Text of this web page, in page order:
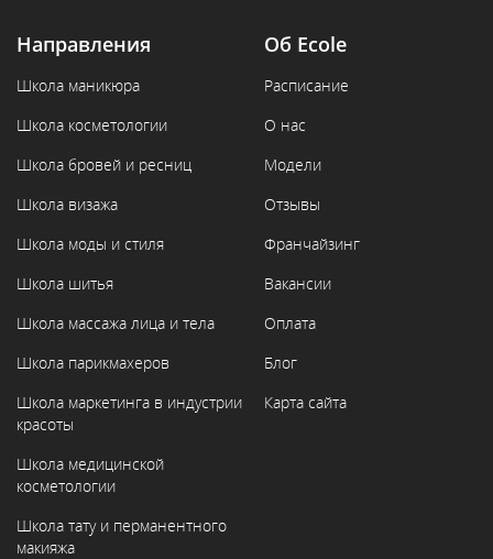
Направления
Школа маникюра
Школа косметологии
Школа бровей и ресниц
Школа визажа
Школа моды и стиля
Школа шитья
Школа массажа лица и тела
Школа парикмахеров
Школа маркетинга в индустрии
красоты
Школа медицинской
косметологии
Школа тату и перманентного
макияжа
Об Ecole
Расписание
О нас
Модели
Отзывы
Франчайзинг
Вакансии
Оплата
Блог
Карта сайта